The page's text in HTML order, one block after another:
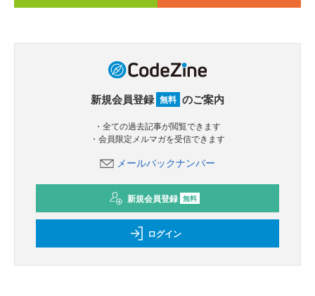
新規会員登録 無料 のご案内
・全ての過去記事が閲覧できます
・会員限定メルマガを受信できます
メールバックナンバー
新規会員登録 無料
ログイン